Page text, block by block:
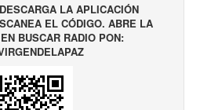
ESTADO POR LA IGUALDAD
LA APLICACIÓN
EL CÓDIGO. ABRE LA
BUSCAR RADIO PON: